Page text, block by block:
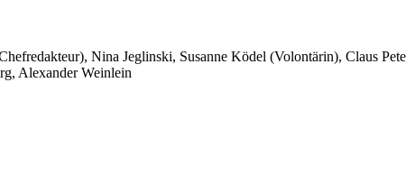
Nina Jeglinski, Susanne Ködel (Volontärin), Claus
Alexander Weinlein